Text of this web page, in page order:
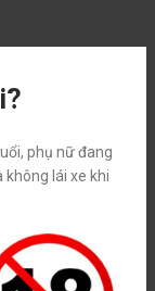
phụ nữ đang
lái xe khi
CHILE